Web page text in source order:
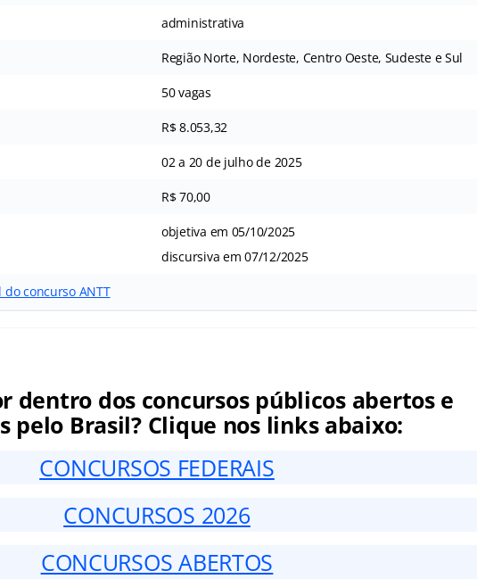
administrativa
Região Norte, Nordeste, Centro Oeste, Sudeste e Sul
50 vagas
R$ 8.053,32
02 a 20 de julho de 2025
R$ 70,00
objetiva em 05/10/2025
discursiva em 07/12/2025
concurso ANTT
dentro dos concursos públicos abertos e
pelo Brasil? Clique nos links abaixo:
CONCURSOS FEDERAIS
CONCURSOS 2026
CONCURSOS ABERTOS